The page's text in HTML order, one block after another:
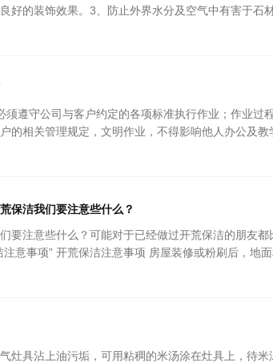
好的装饰效果。3、防止外界水分及空气中有害于石
须遵守公司与客户约定的各项标准执行作业；作业
的相关管理规定，文明作业，不得影响他人办公及教
保洁我们要注意些什么？
要注意些什么？可能对于已经做过开荒保洁的朋友
注意事项” 开荒保洁注意事项 房屋装修或粉刷后，地
灶具沾上油污垢，可用粘稠的米汤涂在灶具上，待